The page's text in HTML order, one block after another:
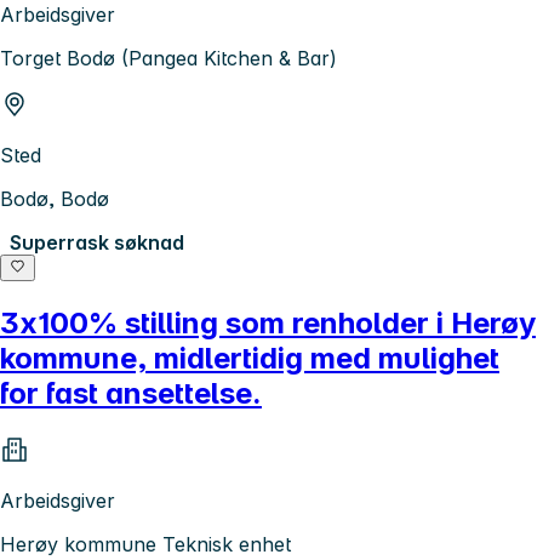
Arbeidsgiver
Torget Bodø (Pangea Kitchen & Bar)
Sted
Bodø, Bodø
Superrask søknad
3x100% stilling som renholder i Herøy
kommune, midlertidig med mulighet
for fast ansettelse.
Arbeidsgiver
Herøy kommune Teknisk enhet